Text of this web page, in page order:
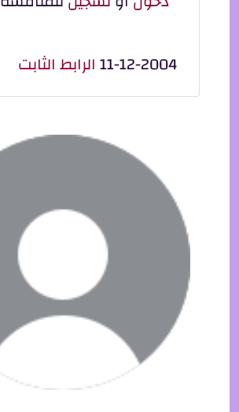
11-12-2004الرابط الثابت